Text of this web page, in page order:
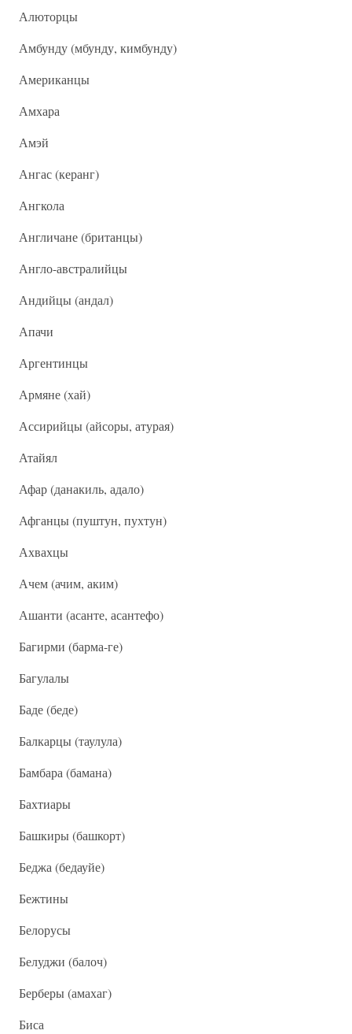
Алюторцы
Амбунду (мбунду, кимбунду)
Американцы
Амхара
Амэй
Ангас (керанг)
Ангкола
Англичане (британцы)
Англо-австралийцы
Андийцы (андал)
Апачи
Аргентинцы
Армяне (хай)
Ассирийцы (айсоры, атурая)
Атайял
Афар (данакиль, адало)
Афганцы (пуштун, пухтун)
Ахвахцы
Ачем (ачим, аким)
Ашанти (асанте, асантефо)
Багирми (барма-ге)
Багулалы
Баде (беде)
Балкарцы (таулула)
Бамбара (бамана)
Бахтиары
Башкиры (башкорт)
Беджа (бедауйе)
Бежтины
Белорусы
Белуджи (балоч)
Берберы (амахаг)
Биса